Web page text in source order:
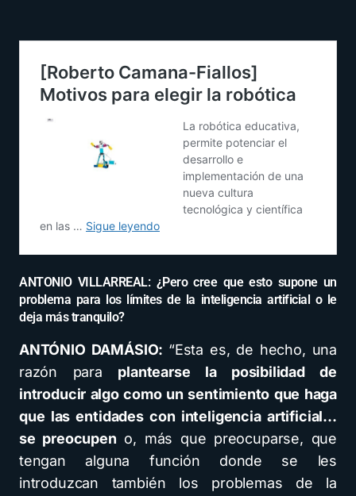
ANTONIO VILLARREAL: ¿Pero cree que esto supone un
problema para los límites de la inteligencia artificial o le
deja más tranquilo?
ANTÓNIO DAMÁSIO: “Esta es, de hecho, una
razón para plantearse la posibilidad de
introducir algo como un sentimiento que haga
que las entidades con inteligencia artificial…
se preocupen o, más que preocuparse, que
tengan alguna función donde se les
introduzcan también los problemas de la